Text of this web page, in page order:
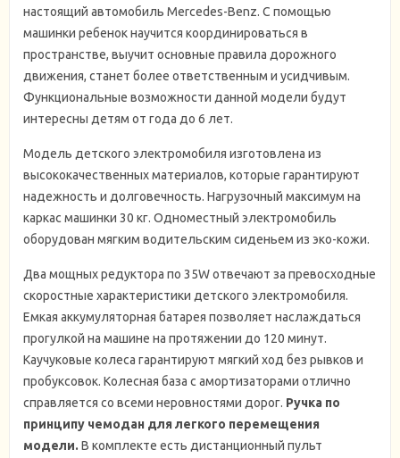
настоящий автомобиль Mercedes-Benz. С помощью
машинки ребенок научится координироваться в
пространстве, выучит основные правила дорожного
движения, станет более ответственным и усидчивым.
Функциональные возможности данной модели будут
интересны детям от года до 6 лет.
Модель детского электромобиля изготовлена из
высококачественных материалов, которые гарантируют
надежность и долговечность. Нагрузочный максимум на
каркас машинки 30 кг. Одноместный электромобиль
оборудован мягким водительским сиденьем из эко-кожи.
Два мощных редуктора по 35W отвечают за превосходные
скоростные характеристики детского электромобиля.
Емкая аккумуляторная батарея позволяет наслаждаться
прогулкой на машине на протяжении до 120 минут.
Каучуковые колеса гарантируют мягкий ход без рывков и
пробуксовок. Колесная база с амортизаторами отлично
справляется со всеми неровностями дорог. Ручка по
принципу чемодан для легкого перемещения
модели. В комплекте есть дистанционный пульт